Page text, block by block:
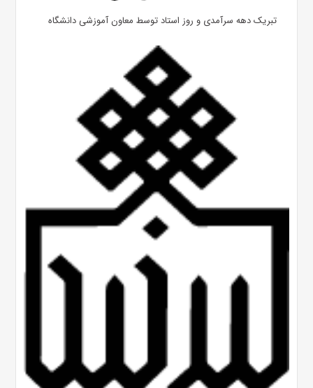
تبریک دهه سرآمدی و روز استاد توسط معاون آموزشی دانشگاه